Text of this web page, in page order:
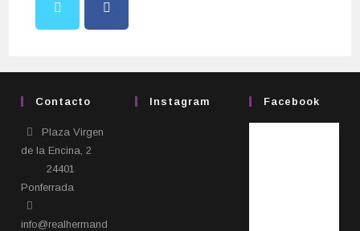
Contacto
Plaza Virgen
de la Encina, 2
24401
Ponferrada​
info@realhermand
Instagram Facebook